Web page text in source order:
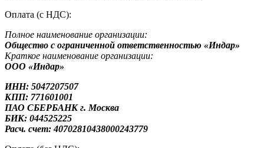
Оплата (с НДС):
Полное наименование организации:
Общество с ограниченной ответственностью «Индар»
Краткое наименование организации:
ООО «Индар»
ИНН: 5047207507
КПП: 771601001
ПАО СБЕРБАНК г. Москва
БИК: 044525225
Расч. счет: 40702810438000243779